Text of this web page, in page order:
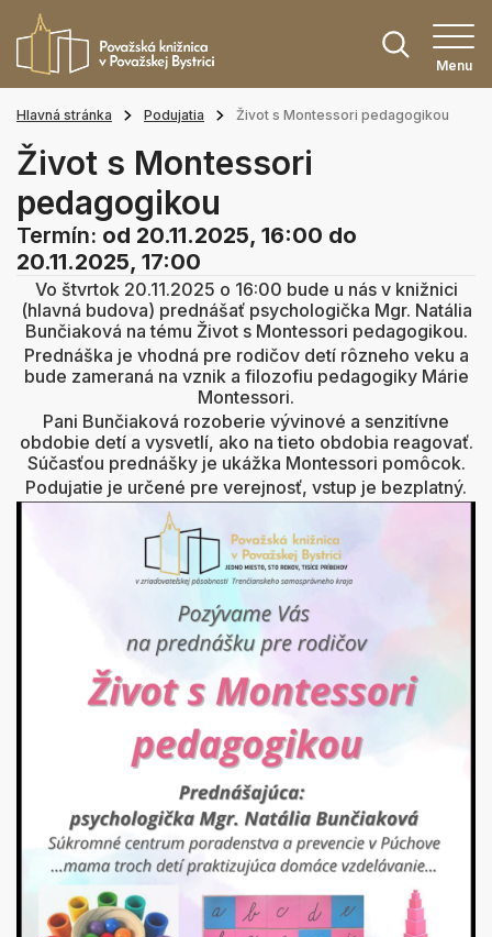
Menu
Hlavná stránka Podujatia Život s Montessori pedagogikou
Život s Montessori
pedagogikou
Termín: od 20.11.2025, 16:00 do
20.11.2025, 17:00
Vo štvrtok 20.11.2025 o 16:00 bude u nás v knižnici
(hlavná budova) prednášať psychologička Mgr. Natália
Bunčiaková na tému Život s Montessori pedagogikou.
Prednáška je vhodná pre rodičov detí rôzneho veku a
bude zameraná na vznik a filozofiu pedagogiky Márie
Montessori.
Pani Bunčiaková rozoberie vývinové a senzitívne
obdobie detí a vysvetlí, ako na tieto obdobia reagovať.
Súčasťou prednášky je ukážka Montessori pomôcok.
Podujatie je určené pre verejnosť, vstup je bezplatný.